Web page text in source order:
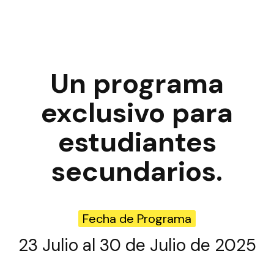
Un programa
exclusivo para
estudiantes
secundarios.
Fecha de Programa
23 Julio al 30 de Julio de 2025